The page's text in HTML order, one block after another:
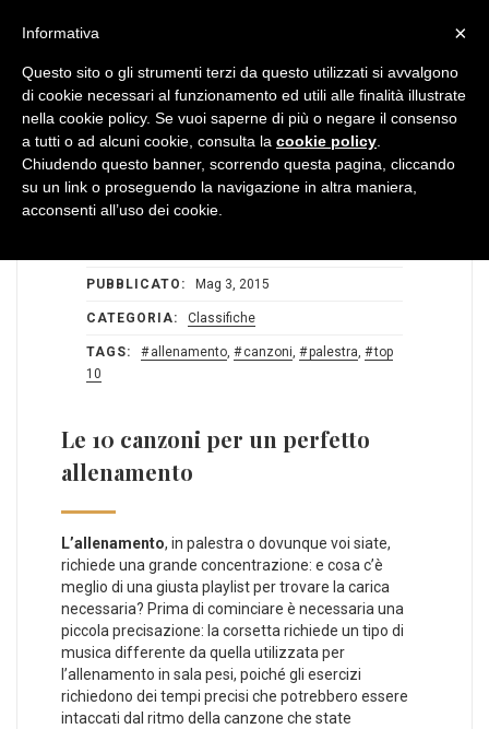
STATS: 0 0
PUBBLICATO: Mag 3, 2015
CATEGORIA: Classifiche
TAGS: allenamento, canzoni, palestra,
top
10
Le 10 canzoni per un perfetto
allenamento
L’allenamento, in palestra o dovunque voi siate,
richiede una grande concentrazione: e cosa c’è
meglio di una giusta playlist per trovare la carica
necessaria? Prima di cominciare è necessaria una
piccola precisazione: la corsetta richiede un tipo di
musica differente da quella utilizzata per
l’allenamento in sala pesi, poiché gli esercizi
richiedono dei tempi precisi che potrebbero essere
intaccati dal ritmo della canzone che state
×
Informativa
Questo sito o gli strumenti terzi da questo utilizzati si avvalgono
di cookie necessari al funzionamento ed utili alle finalità illustrate
nella cookie policy. Se vuoi saperne di più o negare il consenso
a tutti o ad alcuni cookie, consulta la cookie policy
Chiudendo questo banner, scorrendo questa pagina, cliccando
su un link o proseguendo la navigazione in altra maniera,
acconsenti all’uso dei cookie.